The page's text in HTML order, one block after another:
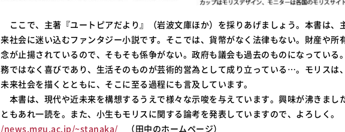
ここで、主著『ユートピアだより』（岩波文庫ほか）を採りあげましょう。本書は、
来社会に迷い込むファンタジー小説です。そこでは、貨幣がなく法律もない。財産や所
念が止揚されているので、そもそも係争がない。政府も議会も過去のものになっている
務ではなく喜びであり、生活そのものが芸術的営為として成り立っている…。モリスは
未来社会を描くとともに、そこに至る過程にも言及しています。
本書は、現代や近未来を構想するうえで様々な示唆を与えています。興味が沸きまし
ともあれ一読を。また、小生もモリスに関する論考を発表していますので、よろしく。
/news.mgu.ac.jp/~stanaka/ （田中のホームページ）